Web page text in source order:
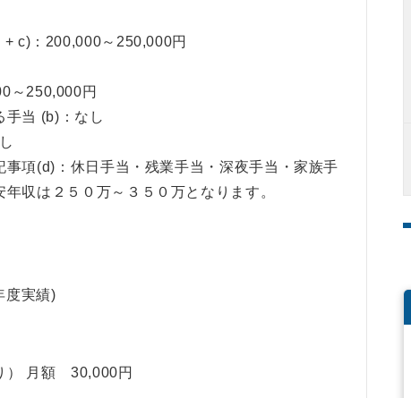
c)：200,000～250,000円
～250,000円
手当 (b)：なし
事項(d)：休日手当・残業手当・深夜手当・家族手
は２５０万～３５０万となります。
度実績)
） 月額 30,000円